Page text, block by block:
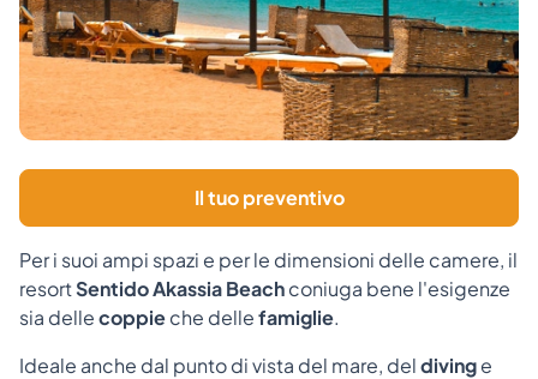
Il tuo preventivo
Per i suoi ampi spazi e per le dimensioni delle camere, il
resortSentido Akassia Beachconiuga bene l'esigenze
sia dellecoppieche dellefamiglie.
Ideale anche dal punto di vista del mare, deldivinge